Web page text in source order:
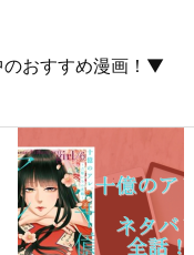
おすすめ漫画！▼